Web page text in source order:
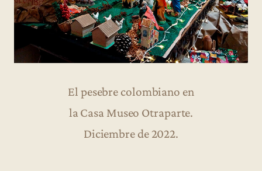
El pesebre colombiano en
la Casa Museo Otraparte.
Diciembre de 2022.